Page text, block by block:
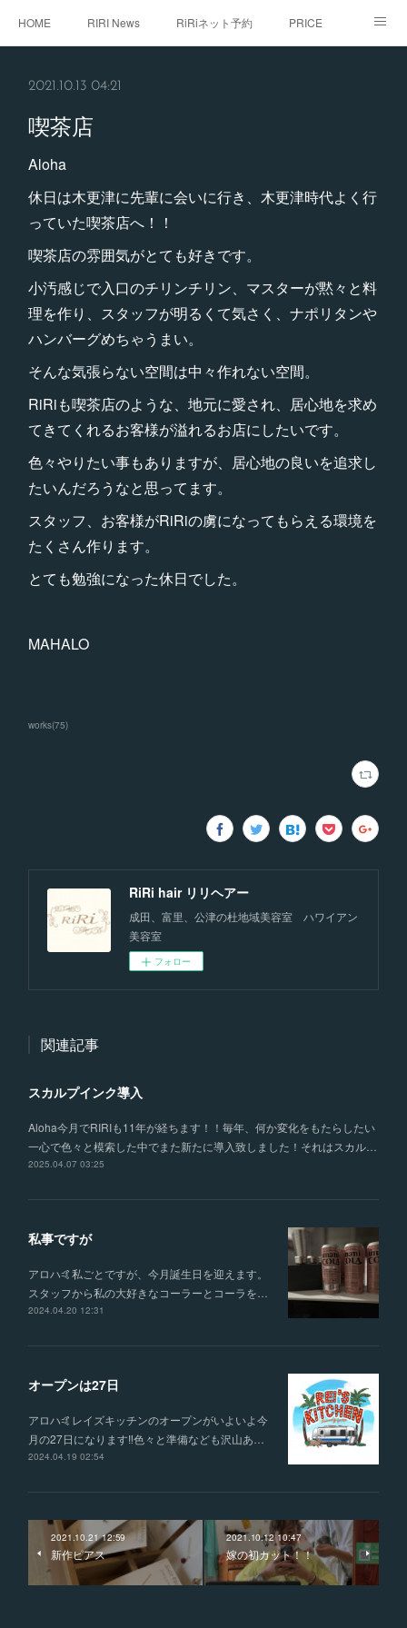
HOME RIRI News RiRiネット予約 PRICE
2021.10.13 04:21
喫茶店
Aloha
休日は木更津に先輩に会いに行き、木更津時代よく行
っていた喫茶店へ！！
喫茶店の雰囲気がとても好きです。
小汚感じで入口のチリンチリン、マスターが黙々と料
理を作り、スタッフが明るくて気さく、ナポリタンや
ハンバーグめちゃうまい。
そんな気張らない空間は中々作れない空間。
RiRiも喫茶店のような、地元に愛され、居心地を求め
てきてくれるお客様が溢れるお店にしたいです。
色々やりたい事もありますが、居心地の良いを追求し
たいんだろうなと思ってます。
スタッフ、お客様がRiRiの虜になってもらえる環境を
たくさん作ります。
とても勉強になった休日でした。
MAHALO
works(75)
RiRi hair リリヘアー
成田、富里、公津の杜地域美容室 ハワイアン
美容室
フォロー
関連記事
スカルプインク導入
Aloha今月でRIRIも11年が経ちます！！毎年、何か変化をもたらしたい
一心で色々と模索した中でまた新たに導入致しました！それはスカル…
2025.04.07 03:25
私事ですが
アロハ🤙私ごとですが、今月誕生日を迎えます。
スタッフから私の大好きなコーラーとコーラを…
2024.04.20 12:31
オープンは27日
アロハ🤙レイズキッチンのオープンがいよいよ今
月の27日になります‼️色々と準備なども沢山あ…
2024.04.19 02:54
2021.10.21 12:59
新作ピアス
2021.10.12 10:47
嫁の初カット！！